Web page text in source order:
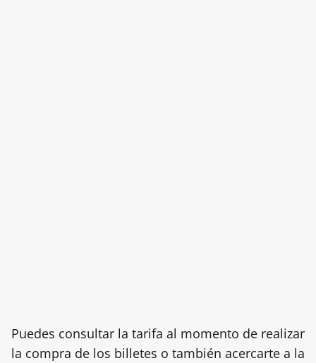
Puedes consultar la tarifa al momento de realizar
la compra de los billetes o también acercarte a la